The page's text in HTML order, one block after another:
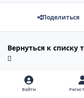
Поделиться
Вернуться к списку
Последние
Войти